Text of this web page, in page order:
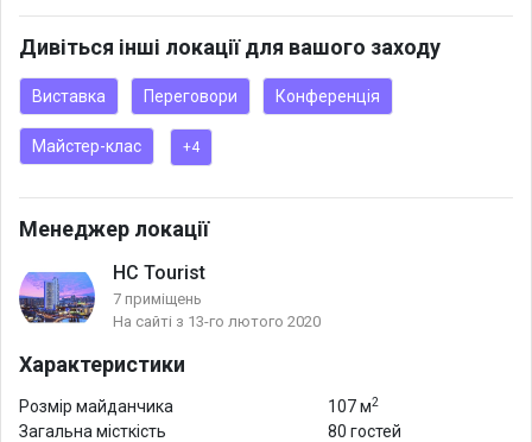
Дивіться інші локації для вашого заходу
Виставка Переговори Конференція
Майстер-клас +4
Менеджер локації
HC Tourist
7 приміщень
На сайті з 13-го лютого 2020
Характеристики
Розмір майданчика 107 м2
Загальна місткість 80 гостей